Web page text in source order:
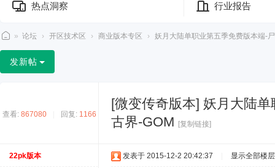
热点洞察 行业报告
2
2
» 论坛 › 开区技术区 › 商业版本专区 › 妖月大陆单职业第五季免费版本端-
发新帖
查看: 867080 回复: 1166
[微变传奇版本] 妖月大陆单
古界-GOM
[复制链接]
22pk版本 发表于 2015-12-2 20:42:37 显示全部楼层